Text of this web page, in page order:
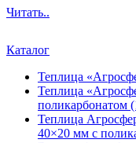
Читать..
Каталог
Теплица
Теплица
поликарбонатом
Теплица
40×20 мм с